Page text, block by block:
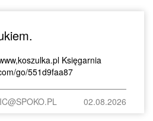
Księgarnia
go/551d9faa87
02.08.2026